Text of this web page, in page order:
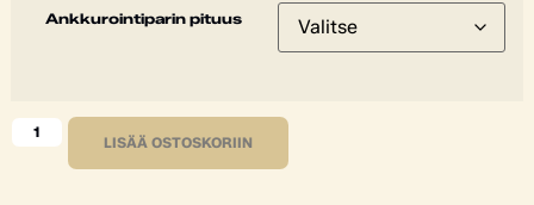
Ankkurointiparin pituus
LISÄÄ OSTOSKORIIN